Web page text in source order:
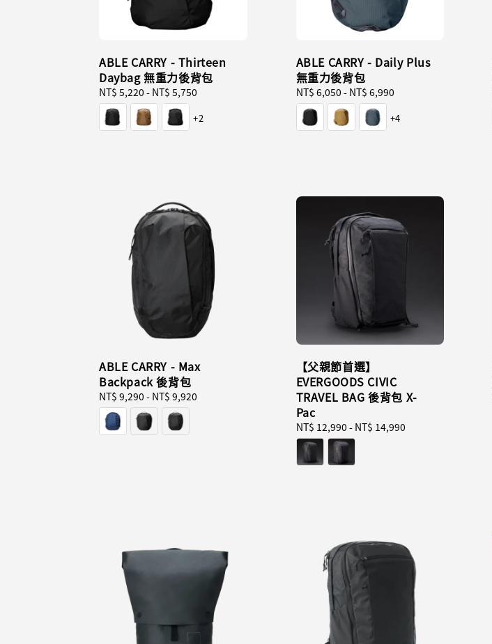
ABLE CARRY - Thirteen
Daybag 無重力後背包
Regular
price
NT$ 5,220 - NT$ 5,750
+2
ABLE CARRY - Daily Plus
無重力後背包
Regular
price
NT$ 6,050 - NT$ 6,990
+4
ABLE CARRY - Max
Backpack 後背包
Regular
price
NT$ 9,290 - NT$ 9,920
【父親節首選】
EVERGOODS CIVIC
TRAVEL BAG 後背包 X-
Pac
Regular
price
NT$ 12,990 - NT$ 14,990